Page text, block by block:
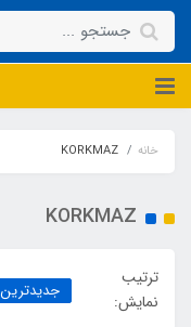
خانه KORKMAZ
KORKMAZ
ترتیب
نمایش:
جدیدترین